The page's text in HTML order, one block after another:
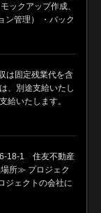
ックアップ作成、
ン管理） ・バック
は固定残業代を含
、別途支給いたし
給いたします。
18-1 住友不動産
所≫ プロジェク
ジェクトの会社に